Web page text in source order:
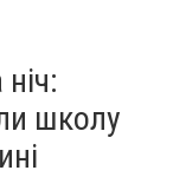
шукаємо
школу